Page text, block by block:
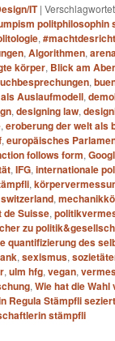
IT |
politphilosophin
,
, Algorithmen,
körper, Blick am
,
Auslaufmodell,
, designing law,
, eroberung der welt als
, europäisches
follows form,
, IFG, internationale
,
,
de Suisse,
zu
quantifizierung des
, sexismus,
, ulm hfg, vegan,
, Wie hat die
Regula Stämpfli
stämpfli